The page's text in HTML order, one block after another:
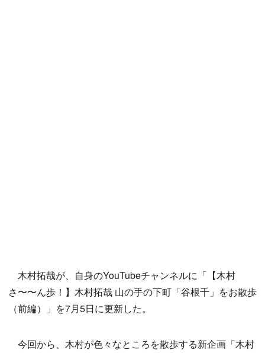
木村拓哉が、自身のYouTubeチャンネルに「【木村
さ〜〜ん歩！】木村拓哉 山の手の下町「谷根千」をお散歩
（前編）」を7月5日に更新した。
今回から、木村が色々なところを散歩する新企画「木村